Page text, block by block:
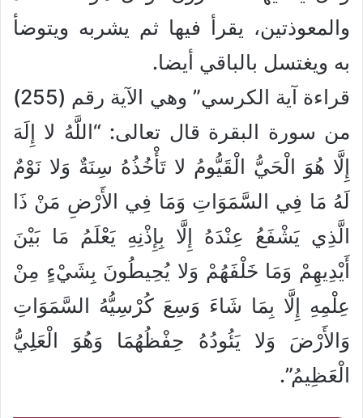
والمعوذتين، يقرأ فيها ثم يشربه ويتوضأ
به ويغتسل بالباقي أيضا.
قراءة آية الكرسي” وهي الآية رقم (255)
من سورة البقرة قال تعالى: “اللَّهُ لا إِلَهَ
إِلَّا هُوَ الْحَيُّ الْقَيُّومُ لا تَأْخُذُهُ سِنَةٌ وَلا نَوْمٌ
لَهُ مَا فِي السَّمَوَاتِ وَمَا فِي الأَرْضِ مَنْ ذَا
الَّذِي يَشْفَعُ عِنْدَهُ إِلَّا بِإِذْنِهِ يَعْلَمُ مَا بَيْنَ
أَيْدِيهِمْ وَمَا خَلْفَهُمْ وَلا يُحِيطُونَ بِشَيْءٍ مِنْ
عِلْمِهِ إِلَّا بِمَا شَاءَ وَسِعَ كُرْسِيُّهُ السَّمَوَاتِ
وَالأَرْضَ وَلا يَئُودُهُ حِفْظُهُمَا وَهُوَ الْعَلِيُّ
الْعَظِيمُ”.